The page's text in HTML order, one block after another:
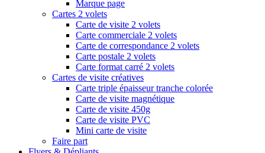
Marque page
Cartes 2 volets
Carte de visite 2 volets
Carte commerciale 2 volets
Carte de correspondance 2 volets
Carte postale 2 volets
Carte format carré 2 volets
Cartes de visite créatives
Carte triple épaisseur tranche colorée
Carte de visite magnétique
Carte de visite 450g
Carte de visite PVC
Mini carte de visite
Faire part